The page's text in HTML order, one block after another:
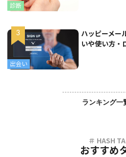
診断
出会い
ハッピーメー
いや使い方・
ランキング一
おすすめ